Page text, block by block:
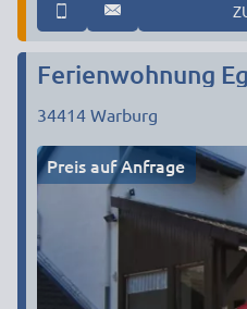
Ferienwohnung
34414 Warburg
Preis auf Anfrage